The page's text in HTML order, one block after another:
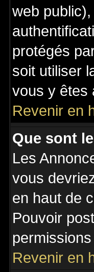
web
protégés
soit utiliser
vous y êtes
Revenir en
Que sont
Les
vous
en haut de
Pouvoir
Revenir en